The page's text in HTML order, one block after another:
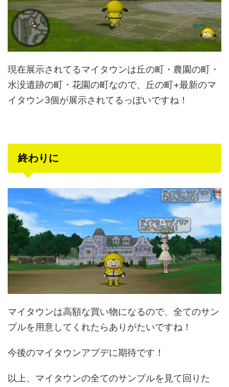
現在展示されてるマイタウンは丘の町・農園の町・
水没遺跡の町・花園の町なので、丘の町+最新のマ
イタウン3個が展示されてるっぽいですね！
終わりに
マイタウンは高額な買い物になるので、全てのサン
プルを用意してくれたらありがたいですね！
今後のマイタウンアプデに期待です！
以上、マイタウンの全てのサンプルを見て回りた